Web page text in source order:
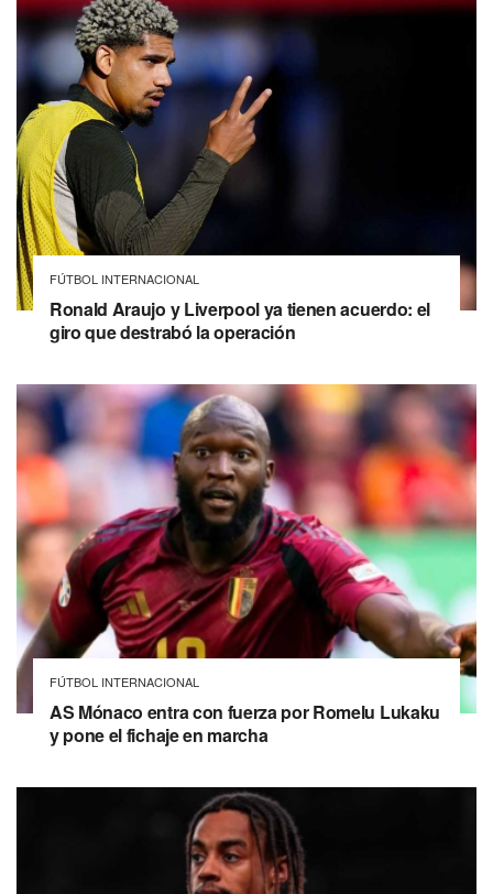
FÚTBOL INTERNACIONAL
Ronald Araujo y Liverpool ya tienen acuerdo: el
giro que destrabó la operación
FÚTBOL INTERNACIONAL
AS Mónaco entra con fuerza por Romelu Lukaku
y pone el fichaje en marcha